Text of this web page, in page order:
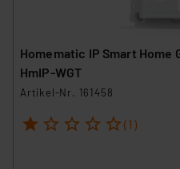
Homematic IP Smart
HmIP-WGT
Artikel-Nr. 161458
1 2 3 4 5 (1)